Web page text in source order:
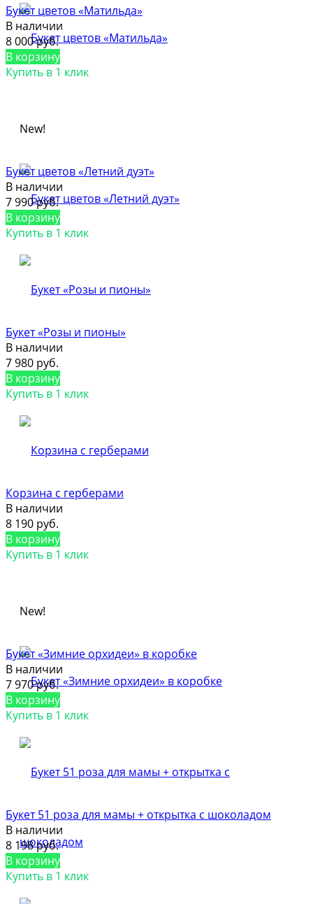
Букет цветов «Матильда»
В наличии
8 000 руб.
В корзину
Купить в 1 клик
New!
Букет цветов «Летний дуэт»
В наличии
7 990 руб.
В корзину
Купить в 1 клик
Букет «Розы и пионы»
В наличии
7 980 руб.
В корзину
Купить в 1 клик
Корзина с герберами
В наличии
8 190 руб.
В корзину
Купить в 1 клик
New!
Букет «Зимние орхидеи» в коробке
В наличии
7 970 руб.
В корзину
Купить в 1 клик
Букет 51 роза для мамы + открытка с шоколадом
В наличии
8 198 руб.
В корзину
Купить в 1 клик